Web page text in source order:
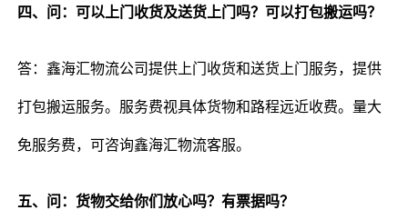
四、问：可以上门收货及送货上门吗？可以打包搬运吗？
答：鑫海汇物流公司提供上门收货和送货上门服务，提供
打包搬运服务。服务费视具体货物和路程远近收费。量大
免服务费，可咨询鑫海汇物流客服。
五、问：货物交给你们放心吗？有票据吗？